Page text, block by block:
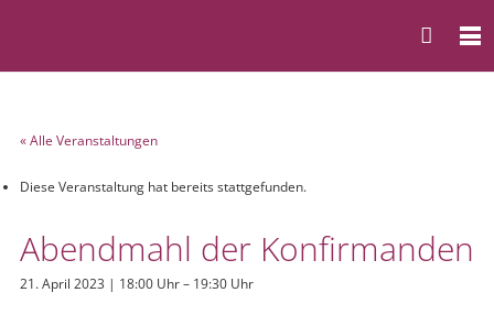
« Alle Veranstaltungen
Diese Veranstaltung hat bereits stattgefunden.
Abendmahl der Konfirmanden
21. April 2023 | 18:00 Uhr– 19:30 Uhr